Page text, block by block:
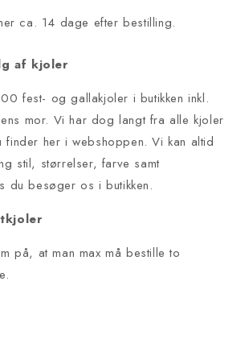
ca. 14 dage efter bestilling.
af kjoler
fest- og gallakjoler i butikken inkl.
mor. Vi har dog langt fra alle kjoler
finder her i webshoppen. Vi kan altid
stil, størrelser, farve samt
du besøger os i butikken.
på, at man max må bestille to